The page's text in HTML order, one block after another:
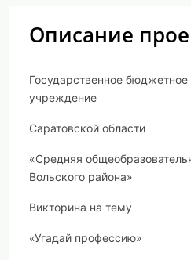
Описание
Государственное
учреждение
Саратовской области
«Средняя
Вольского района»
Викторина на тему
«Угадай профессию»